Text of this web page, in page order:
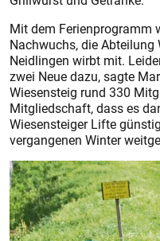
Mit dem Ferienprogramm
Nachwuchs, die Abteilung
Neidlingen wirbt mit.
zwei Neue dazu, sagte
Wiesensteig rund 330
Mitgliedschaft, dass es
Wiesensteiger Lifte
vergangenen Winter